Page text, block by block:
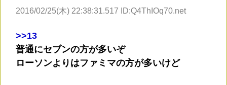
2016/02/25(木) 22:38:31.517 ID:Q4ThIOq70.net
>>13
普通にセブンの方が多いぞ
ローソンよりはファミマの方が多いけど